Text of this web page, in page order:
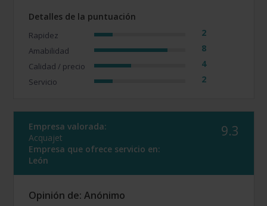
Detalles de la puntuación
Rapidez 2
Amabilidad 8
Calidad / precio 4
Servicio 2
Empresa valorada:
Acquajet
Empresa que ofrece servicio en:
León
9.3
Opinión de: Anónimo